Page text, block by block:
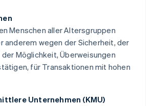
Menschen aller Altersgruppen
anderem wegen der Sicherheit, der
der Möglichkeit, Überweisungen
für Transaktionen mit hohen
Unternehmen (KMU)